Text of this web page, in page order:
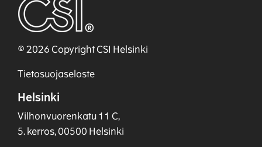
© 2026 Copyright CSI Helsinki
Tietosuojaseloste
Helsinki
Vilhonvuorenkatu 11 C,
5. kerros, 00500 Helsinki